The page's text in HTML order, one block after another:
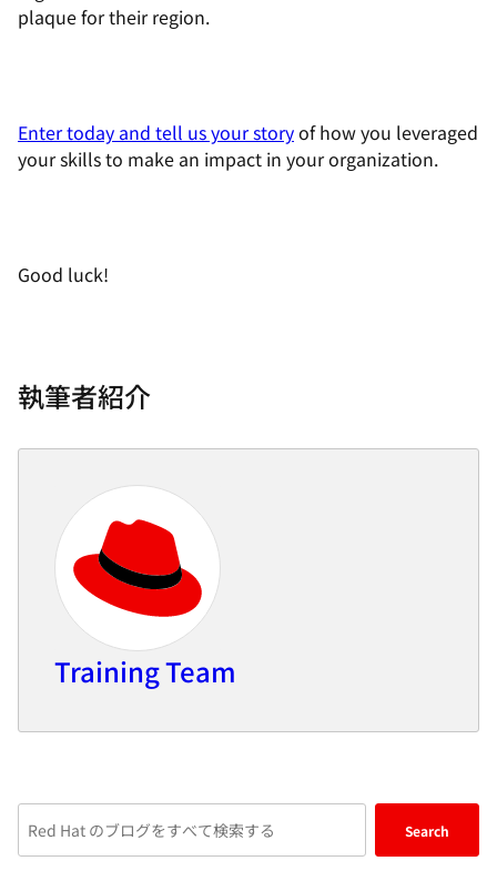
plaque for their region.
Enter today and tell us your storyof how you leveraged
your skills to make an impact in your organization.
Good luck!
執筆者紹介
Training Team
keywords
Search